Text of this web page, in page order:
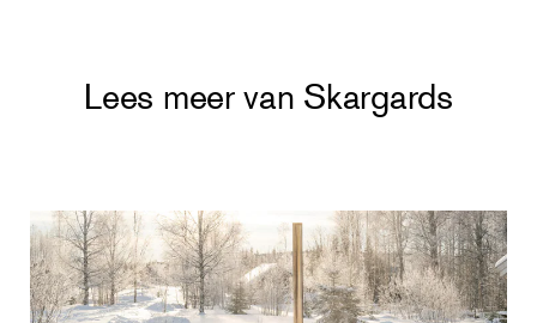
Lees meer van Skargards